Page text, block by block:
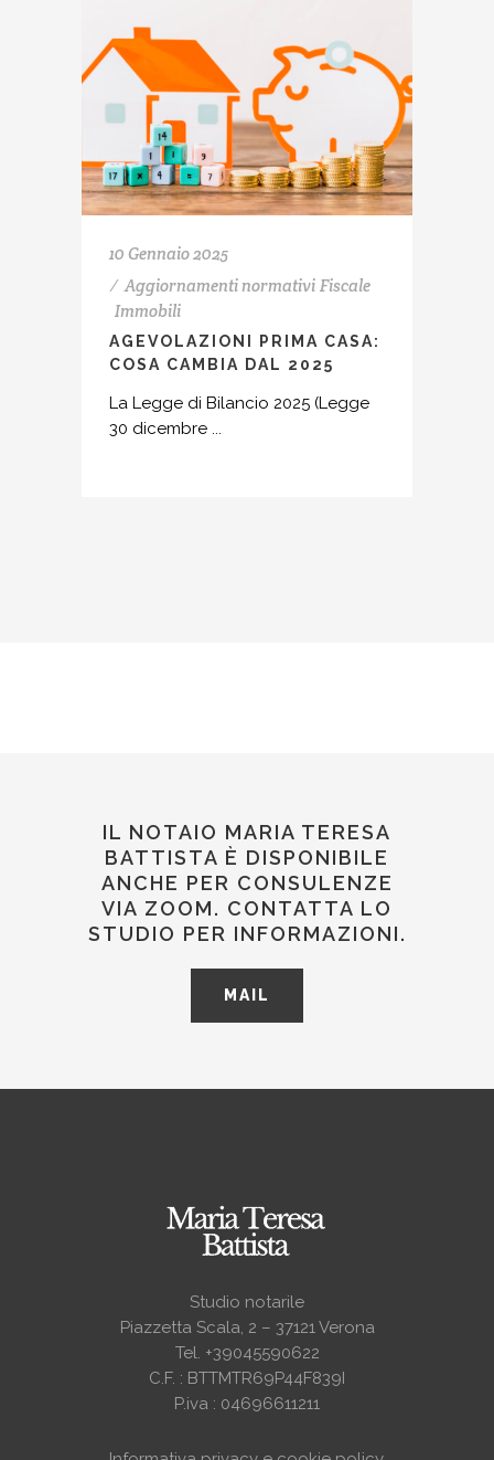
10 Gennaio 2025
Aggiornamenti normativi Fiscale
Immobili
AGEVOLAZIONI PRIMA CASA:
COSA CAMBIA DAL 2025
La Legge di Bilancio 2025 (Legge
30 dicembre ...
IL NOTAIO MARIA TERESA
BATTISTA È DISPONIBILE
ANCHE PER CONSULENZE
VIA ZOOM. CONTATTA LO
STUDIO PER INFORMAZIONI.
MAIL
Studio notarile
Piazzetta Scala, 2 – 37121 Verona
Tel. +39045590622
C.F. : BTTMTR69P44F839I
P.iva : 04696611211